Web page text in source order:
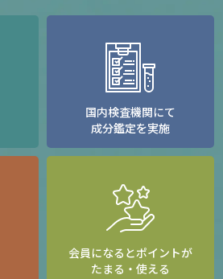
国内検査機関にて
成分鑑定を実施
会員になるとポイントが
たまる・使える